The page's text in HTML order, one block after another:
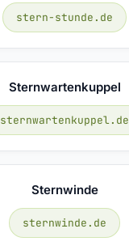
stern-stunde.de
Sternwartenkuppel
sternwartenkuppel.de
Sternwinde
sternwinde.de